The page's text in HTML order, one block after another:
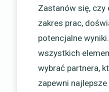
Zastanów się,
zakres prac,
potencjalne
wszystkich
wybrać partnera,
zapewni